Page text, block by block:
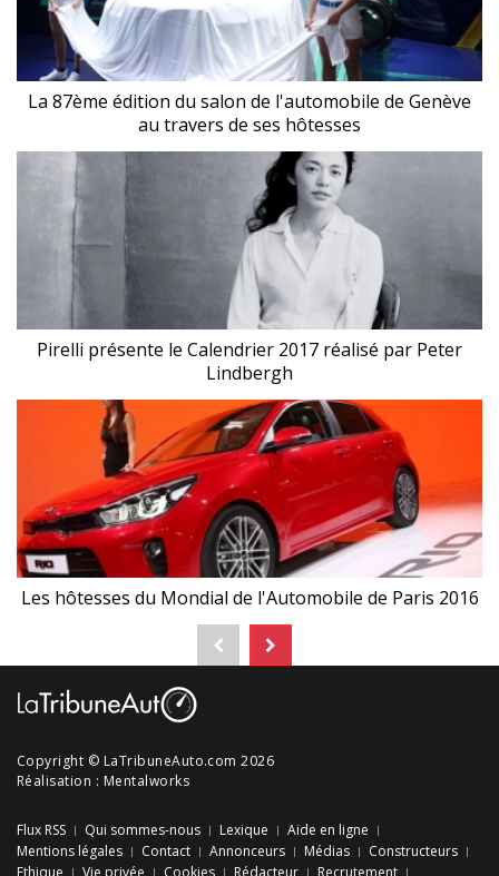
La 87ème édition du salon de l'automobile de Genève
au travers de ses hôtesses
Pirelli présente le Calendrier 2017 réalisé par Peter
Lindbergh
Les hôtesses du Mondial de l'Automobile de Paris 2016
Copyright © LaTribuneAuto.com 2026
Réalisation : Mentalworks
Flux RSS Qui sommes-nous Lexique
Aide en ligne
Mentions légales
Contact Annonceurs Médias
Constructeurs